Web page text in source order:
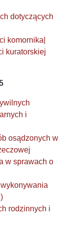
dotyczących
komornika|
kuratorskiej
i
osądzonych w
w sprawach o
rodzinnych i